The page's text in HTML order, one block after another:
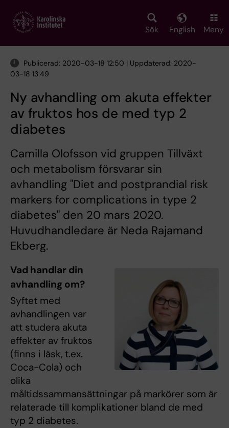
main
Sök English Meny
Publicerad: 2020-03-18 12:50 | Uppdaterad: 2020-
03-18 13:49
Ny avhandling om akuta effekter
av fruktos hos de med typ 2
diabetes
Camilla Olofsson vid gruppen Tillväxt
och metabolism försvarar sin
avhandling "Diet and postprandial risk
markers for complications in type 2
diabetes" den 20 mars 2020.
Huvudhandledare är Neda Rajamand
Ekberg.
Vad handlar din
avhandling om?
Syftet med
avhandlingen var
att studera akuta
effekter av fruktos
(finns i läsk, t.ex.
Coca-Cola) och
olika
måltidssammansättningar på markörer som är
relaterade till komplikationer bland de med
typ 2 diabetes.